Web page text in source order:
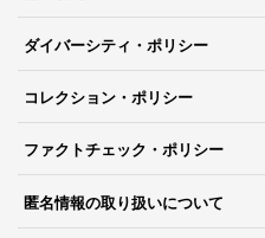
ダイバーシティ・ポリシー
コレクション・ポリシー
ファクトチェック・ポリシー
匿名情報の取り扱いについて